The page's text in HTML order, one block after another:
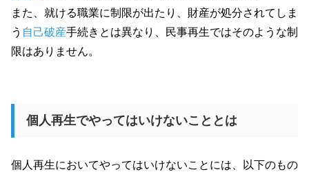
また、就ける職業に制限が出たり、財産が処分されてしま
う 自己破産手続きとは異なり、民事再生ではそのような制
限はありません。
個人再生でやってはいけないこととは
個人再生においてやってはいけないことには、以下のもの